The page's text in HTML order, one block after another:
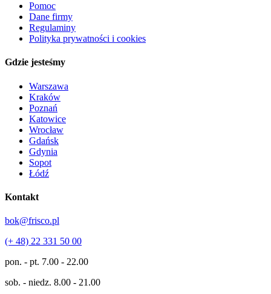
Pomoc
Dane firmy
Regulaminy
Polityka prywatności i cookies
Gdzie jesteśmy
Warszawa
Kraków
Poznań
Katowice
Wrocław
Gdańsk
Gdynia
Sopot
Łódź
Kontakt
bok@frisco.pl
(+ 48) 22 331 50 00
pon. - pt. 7.00 - 22.00
sob. - niedz. 8.00 - 21.00